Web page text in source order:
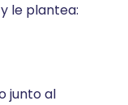
le plantea:
junto al